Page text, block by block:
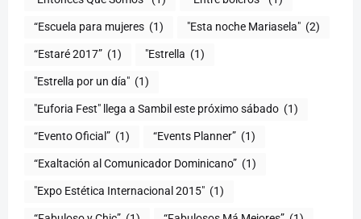
“Escuela para mujeres (1) "Esta noche Mariasela" (2)
“Estaré 2017” (1) "Estrella (1)
"Estrella por un día" (1)
"Euforia Fest" llega a Sambil este próximo sábado (1)
“Evento Oficial” (1) “Events Planner” (1)
“Exaltación al Comunicador Dominicano” (1)
"Expo Estética Internacional 2015" (1)